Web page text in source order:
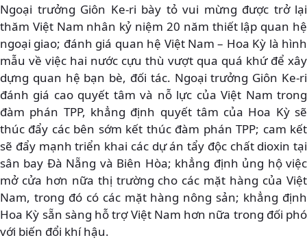
Ngoại trưởng Giôn Ke-ri bày tỏ vui mừng được trở lại
thăm Việt Nam nhân kỷ niệm 20 năm thiết lập quan hệ
ngoại giao; đánh giá quan hệ Việt Nam – Hoa Kỳ là hình
mẫu về việc hai nước cựu thù vượt qua quá khứ để xây
dựng quan hệ bạn bè, đối tác. Ngoại trưởng Giôn Ke-ri
đánh giá cao quyết tâm và nỗ lực của Việt Nam trong
đàm phán TPP, khẳng định quyết tâm của Hoa Kỳ sẽ
thúc đẩy các bên sớm kết thúc đàm phán TPP; cam kết
sẽ đẩy mạnh triển khai các dự án tẩy độc chất dioxin tại
sân bay Đà Nẵng và Biên Hòa; khẳng định ủng hộ việc
mở cửa hơn nữa thị trường cho các mặt hàng của Việt
Nam, trong đó có các mặt hàng nông sản; khẳng định
Hoa Kỳ sẵn sàng hỗ trợ Việt Nam hơn nữa trong đối phó
với biến đổi khí hậu.